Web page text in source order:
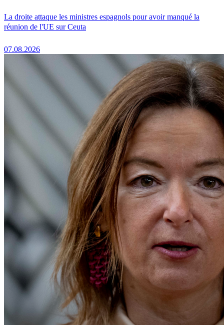
La droite attaque les ministres espagnols pour avoir manqué la
réunion de l'UE sur Ceuta
07.08.2026